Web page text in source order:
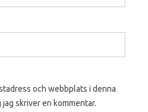
och webbplats i denna
skriver en kommentar.